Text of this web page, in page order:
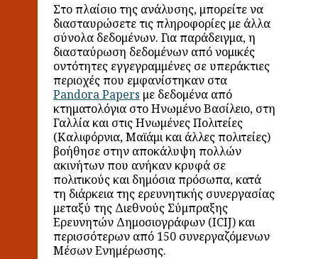
Στο πλαίσιο της ανάλυσης, μπορείτε να
διασταυρώσετε τις πληροφορίες με άλλα
σύνολα δεδομένων. Για παράδειγμα, η
διασταύρωση δεδομένων από νομικές
οντότητες εγγεγραμμένες σε υπεράκτιες
περιοχές που εμφανίστηκαν στα
Pandora Papers με δεδομένα από
κτηματολόγια στο Ηνωμένο Βασίλειο, στη
Γαλλία και στις Ηνωμένες Πολιτείες
(Καλιφόρνια, Μαϊάμι και άλλες πολιτείες)
βοήθησε στην αποκάλυψη πολλών
ακινήτων που ανήκαν κρυφά σε
πολιτικούς και δημόσια πρόσωπα, κατά
τη διάρκεια της ερευνητικής συνεργασίας
μεταξύ της Διεθνούς Σύμπραξης
Ερευνητών Δημοσιογράφων (ICIJ) και
περισσότερων από 150 συνεργαζόμενων
Μέσων Ενημέρωσης.